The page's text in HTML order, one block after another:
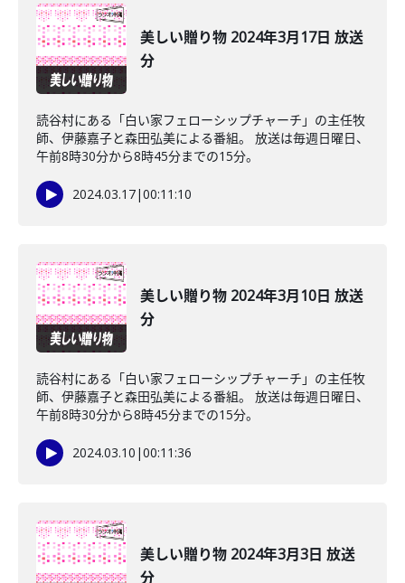
美しい贈り物 2024年3月17日 放送
分
読谷村にある「白い家フェローシップチャーチ」の主任牧
師、伊藤嘉子と森田弘美による番組。 放送は毎週日曜日、
午前8時30分から8時45分までの15分。
2024.03.17|00:11:10
美しい贈り物 2024年3月10日 放送
分
読谷村にある「白い家フェローシップチャーチ」の主任牧
師、伊藤嘉子と森田弘美による番組。 放送は毎週日曜日、
午前8時30分から8時45分までの15分。
2024.03.10 |00:11:36
美しい贈り物 2024年3月3日 放送
分